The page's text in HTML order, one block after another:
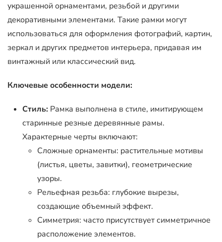
украшенной орнаментами, резьбой и другими
декоративными элементами. Такие рамки могут
использоваться для оформления фотографий, картин,
зеркал и других предметов интерьера, придавая им
винтажный или классический вид.
Ключевые особенности модели:
Стиль: Рамка выполнена в стиле, имитирующем
старинные резные деревянные рамы.
Характерные черты включают:
Сложные орнаменты: растительные мотивы
(листья, цветы, завитки), геометрические
узоры.
Рельефная резьба: глубокие вырезы,
создающие объемный эффект.
Симметрия: часто присутствует симметричное
расположение элементов.